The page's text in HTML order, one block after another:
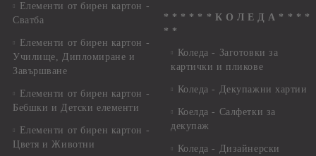
Елементи от бирен картон -
Сватба
Елементи от бирен картон -
Училище, Дипломиране и
Завършване
Елементи от бирен картон -
Бебшки и Детски елементи
Елементи от бирен картон -
Цветя и Животни
* * * * * * К О Л Е Д А * * * *
* *
Коледа - Заготовки за
картички и пликове
Коледа - Декупажни хартии
Коелда - Салфетки за
декупаж
Коледа - Дизайнерски